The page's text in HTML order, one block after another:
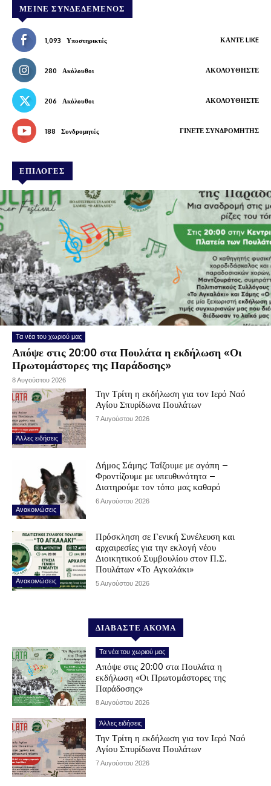
ΜΕΊΝΕ ΣΥΝΔΕΔΕΜΈΝΟΣ
1,093 Υποστηρικτές ΚΆΝΤΕ LIKE
280 Ακόλουθοι ΑΚΟΛΟΥΘΉΣΤΕ
206 Ακόλουθοι ΑΚΟΛΟΥΘΉΣΤΕ
188 Συνδρομητές ΓΊΝΕΤΕ ΣΥΝΔΡΟΜΗΤΉΣ
ΕΠΙΛΟΓΕΣ
Τα νέα του χωριού μας
Απόψε στις 20:00 στα Πουλάτα η εκδήλωση «Οι
Πρωτομάστορες της Παράδοσης»
8 Αυγούστου 2026
Άλλες ειδήσεις
Την Τρίτη η εκδήλωση για τον Ιερό Ναό
Αγίου Σπυρίδωνα Πουλάτων
7 Αυγούστου 2026
Ανακοινώσεις
Δήμος Σάμης: Ταΐζουμε με αγάπη –
Φροντίζουμε με υπευθυνότητα –
Διατηρούμε τον τόπο μας καθαρό
6 Αυγούστου 2026
Ανακοινώσεις
Πρόσκληση σε Γενική Συνέλευση και
αρχαιρεσίες για την εκλογή νέου
Διοικητικού Συμβουλίου στον Π.Σ.
Πουλάτων «Το Αγκαλάκι»
5 Αυγούστου 2026
ΔΙΑΒΑΣΤΕ ΑΚΟΜΑ
Τα νέα του χωριού μας
Απόψε στις 20:00 στα Πουλάτα η
εκδήλωση «Οι Πρωτομάστορες της
Παράδοσης»
8 Αυγούστου 2026
Άλλες ειδήσεις
Την Τρίτη η εκδήλωση για τον Ιερό Ναό
Αγίου Σπυρίδωνα Πουλάτων
7 Αυγούστου 2026